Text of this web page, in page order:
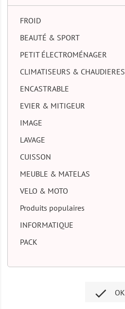
FROID
BEAUTÉ & SPORT
PETIT ÉLECTROMÉNAGER
CLIMATISEURS & CHAUDIERES
ENCASTRABLE
EVIER & MITIGEUR
IMAGE
LAVAGE
CUISSON
MEUBLE & MATELAS
VELO & MOTO
Produits populaires
INFORMATIQUE
PACK
 OK